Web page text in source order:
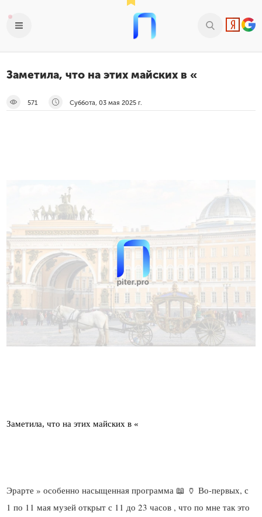
Заметила, что на этих майских в «
571 Суббота, 03 мая 2025 г.
Эрарте » особенно насыщенная программа 📖 🏺 Во-первых, с
1 по 11 мая музей открыт с 11 до 23 часов , что по мне так это